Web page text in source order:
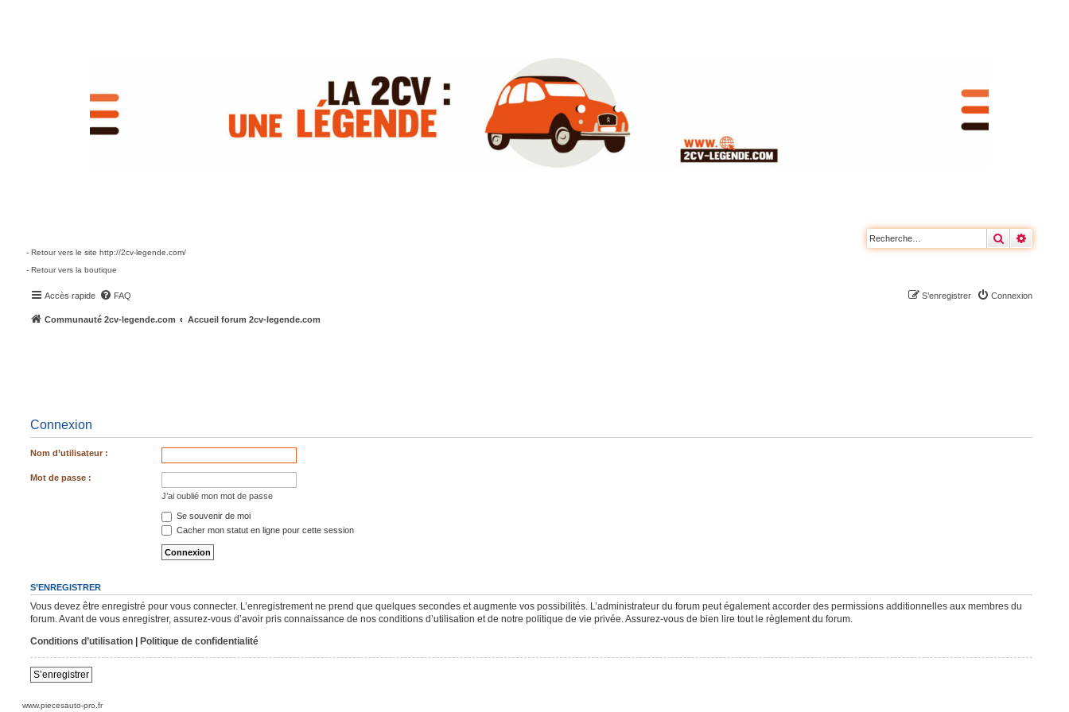
Rechercher
- Retour vers le site http://2cv-legende.com/
- Retour vers la boutique
Accès rapide FAQ Connexion
S’enregistrer
Communauté 2cv-legende.com Accueil forum 2cv-legende.com
Connexion
Nom d’utilisateur :
Mot de passe :
J’ai oublié mon mot de passe
Se souvenir de moi
Cacher mon statut en ligne pour cette session
S’ENREGISTRER
Vous devez être enregistré pour vous connecter. L’enregistrement ne prend que quelques secondes et augmente vos possibilités. L’administrateur du forum peut également accorder des permissions additionnelles aux membres du
forum. Avant de vous enregistrer, assurez-vous d’avoir pris connaissance de nos conditions d’utilisation et de notre politique de vie privée. Assurez-vous de bien lire tout le règlement du forum.
Conditions d’utilisation| Politique de confidentialité
S’enregistrer
www.piecesauto-pro.fr